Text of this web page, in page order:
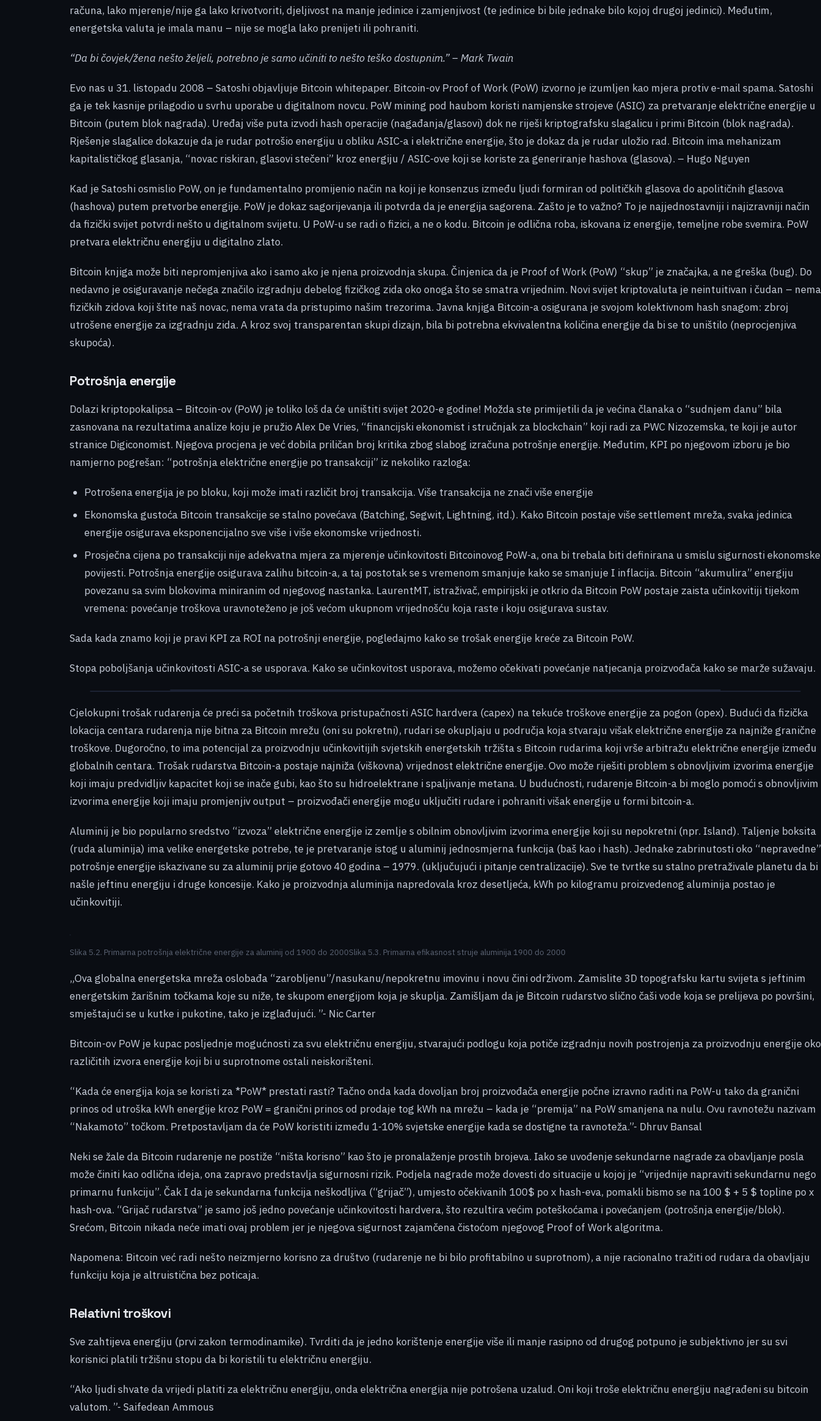
računa, lako mjerenje/nije ga lako krivotvoriti, djeljivost na manje jedinice i zamjenjivost (te jedinice bi bile jednake bilo kojoj drugoj jedinici). Međutim,
energetska valuta je imala manu – nije se mogla lako prenijeti ili pohraniti.
“Da bi čovjek/žena nešto željeli, potrebno je samo učiniti to nešto teško dostupnim.” – Mark Twain
Evo nas u 31. listopadu 2008 – Satoshi objavljuje Bitcoin whitepaper. Bitcoin-ov Proof of Work (PoW) izvorno je izumljen kao mjera protiv e-mail spama. Satoshi
ga je tek kasnije prilagodio u svrhu uporabe u digitalnom novcu. PoW mining pod haubom koristi namjenske strojeve (ASIC) za pretvaranje električne energije u
Bitcoin (putem blok nagrada). Uređaj više puta izvodi hash operacije (nagađanja/glasovi) dok ne riješi kriptografsku slagalicu i primi Bitcoin (blok nagrada).
Rješenje slagalice dokazuje da je rudar potrošio energiju u obliku ASIC-a i električne energije, što je dokaz da je rudar uložio rad. Bitcoin ima mehanizam
kapitalističkog glasanja, “novac riskiran, glasovi stečeni” kroz energiju / ASIC-ove koji se koriste za generiranje hashova (glasova). – Hugo Nguyen
Kad je Satoshi osmislio PoW, on je fundamentalno promijenio način na koji je konsenzus između ljudi formiran od političkih glasova do apolitičnih glasova
(hashova) putem pretvorbe energije. PoW je dokaz sagorijevanja ili potvrda da je energija sagorena. Zašto je to važno? To je najjednostavniji i najizravniji način
da fizički svijet potvrdi nešto u digitalnom svijetu. U PoW-u se radi o fizici, a ne o kodu. Bitcoin je odlična roba, iskovana iz energije, temeljne robe svemira. PoW
pretvara električnu energiju u digitalno zlato.
Bitcoin knjiga može biti nepromjenjiva ako i samo ako je njena proizvodnja skupa. Činjenica da je Proof of Work (PoW) “skup” je značajka, a ne greška (bug). Do
nedavno je osiguravanje nečega značilo izgradnju debelog fizičkog zida oko onoga što se smatra vrijednim. Novi svijet kriptovaluta je neintuitivan i čudan – nema
fizičkih zidova koji štite naš novac, nema vrata da pristupimo našim trezorima. Javna knjiga Bitcoin-a osigurana je svojom kolektivnom hash snagom: zbroj
utrošene energije za izgradnju zida. A kroz svoj transparentan skupi dizajn, bila bi potrebna ekvivalentna količina energije da bi se to uništilo (neprocjenjiva
skupoća).
Potrošnja energije
Dolazi kriptopokalipsa – Bitcoin-ov (PoW) je toliko loš da će uništiti svijet 2020-e godine! Možda ste primijetili da je većina članaka o “sudnjem danu” bila
zasnovana na rezultatima analize koju je pružio Alex De Vries, “financijski ekonomist i stručnjak za blockchain” koji radi za PWC Nizozemska, te koji je autor
stranice Digiconomist. Njegova procjena je već dobila priličan broj kritika zbog slabog izračuna potrošnje energije. Međutim, KPI po njegovom izboru je bio
namjerno pogrešan: “potrošnja električne energije po transakciji” iz nekoliko razloga:
Potrošena energija je po bloku, koji može imati različit broj transakcija. Više transakcija ne znači više energije
Ekonomska gustoća Bitcoin transakcije se stalno povećava (Batching, Segwit, Lightning, itd.). Kako Bitcoin postaje više settlement mreža, svaka jedinica
energije osigurava eksponencijalno sve više i više ekonomske vrijednosti.
Prosječna cijena po transakciji nije adekvatna mjera za mjerenje učinkovitosti Bitcoinovog PoW-a, ona bi trebala biti definirana u smislu sigurnosti ekonomske
povijesti. Potrošnja energije osigurava zalihu bitcoin-a, a taj postotak se s vremenom smanjuje kako se smanjuje I inflacija. Bitcoin “akumulira” energiju
povezanu sa svim blokovima miniranim od njegovog nastanka. LaurentMT, istraživač, empirijski je otkrio da Bitcoin PoW postaje zaista učinkovitiji tijekom
vremena: povećanje troškova uravnoteženo je još većom ukupnom vrijednošću koja raste i koju osigurava sustav.
Sada kada znamo koji je pravi KPI za ROI na potrošnji energije, pogledajmo kako se trošak energije kreće za Bitcoin PoW.
Stopa poboljšanja učinkovitosti ASIC-a se usporava. Kako se učinkovitost usporava, možemo očekivati povećanje natjecanja proizvođača kako se marže sužavaju.
Cjelokupni trošak rudarenja će preći sa početnih troškova pristupačnosti ASIC hardvera (capex) na tekuće troškove energije za pogon (opex). Budući da fizička
lokacija centara rudarenja nije bitna za Bitcoin mrežu (oni su pokretni), rudari se okupljaju u područja koja stvaraju višak električne energije za najniže granične
troškove. Dugoročno, to ima potencijal za proizvodnju učinkovitijih svjetskih energetskih tržišta s Bitcoin rudarima koji vrše arbitražu električne energije između
globalnih centara. Trošak rudarstva Bitcoin-a postaje najniža (viškovna) vrijednost električne energije. Ovo može riješiti problem s obnovljivim izvorima energije
koji imaju predvidljiv kapacitet koji se inače gubi, kao što su hidroelektrane i spaljivanje metana. U budućnosti, rudarenje Bitcoin-a bi moglo pomoći s obnovljivim
izvorima energije koji imaju promjenjiv output – proizvođači energije mogu uključiti rudare i pohraniti višak energije u formi bitcoin-a.
Aluminij je bio popularno sredstvo “izvoza” električne energije iz zemlje s obilnim obnovljivim izvorima energije koji su nepokretni (npr. Island). Taljenje boksita
(ruda aluminija) ima velike energetske potrebe, te je pretvaranje istog u aluminij jednosmjerna funkcija (baš kao i hash). Jednake zabrinutosti oko “nepravedne”
potrošnje energije iskazivane su za aluminij prije gotovo 40 godina – 1979. (uključujući i pitanje centralizacije). Sve te tvrtke su stalno pretraživale planetu da bi
našle jeftinu energiju i druge koncesije. Kako je proizvodnja aluminija napredovala kroz desetljeća, kWh po kilogramu proizvedenog aluminija postao je
učinkovitiji.
Slika 5.2. Primarna potrošnja električne energije za aluminij od 1900 do 2000Slika 5.3. Primarna efikasnost struje aluminija 1900 do 2000
„Ova globalna energetska mreža oslobađa “zarobljenu”/nasukanu/nepokretnu imovinu i novu čini održivom. Zamislite 3D topografsku kartu svijeta s jeftinim
energetskim žarišnim točkama koje su niže, te skupom energijom koja je skuplja. Zamišljam da je Bitcoin rudarstvo slično čaši vode koja se prelijeva po površini,
smještajući se u kutke i pukotine, tako je izglađujući. ”- Nic Carter
Bitcoin-ov PoW je kupac posljednje mogućnosti za svu električnu energiju, stvarajući podlogu koja potiče izgradnju novih postrojenja za proizvodnju energije oko
različitih izvora energije koji bi u suprotnome ostali neiskorišteni.
“Kada će energija koja se koristi za *PoW* prestati rasti? Tačno onda kada dovoljan broj proizvođača energije počne izravno raditi na PoW-u tako da granični
prinos od utroška kWh energije kroz PoW = granični prinos od prodaje tog kWh na mrežu – kada je “premija” na PoW smanjena na nulu. Ovu ravnotežu nazivam
“Nakamoto” točkom. Pretpostavljam da će PoW koristiti između 1-10% svjetske energije kada se dostigne ta ravnoteža.”- Dhruv Bansal
Neki se žale da Bitcoin rudarenje ne postiže “ništa korisno” kao što je pronalaženje prostih brojeva. Iako se uvođenje sekundarne nagrade za obavljanje posla
može činiti kao odlična ideja, ona zapravo predstavlja sigurnosni rizik. Podjela nagrade može dovesti do situacije u kojoj je “vrijednije napraviti sekundarnu nego
primarnu funkciju”. Čak I da je sekundarna funkcija neškodljiva (“grijač”), umjesto očekivanih 100$ po x hash-eva, pomakli bismo se na 100 $ + 5 $ topline po x
hash-ova. “Grijač rudarstva” je samo još jedno povećanje učinkovitosti hardvera, što rezultira većim poteškoćama i povećanjem (potrošnja energije/blok).
Srećom, Bitcoin nikada neće imati ovaj problem jer je njegova sigurnost zajamčena čistoćom njegovog Proof of Work algoritma.
Napomena: Bitcoin već radi nešto neizmjerno korisno za društvo (rudarenje ne bi bilo profitabilno u suprotnom), a nije racionalno tražiti od rudara da obavljaju
funkciju koja je altruistična bez poticaja.
Relativni troškovi
Sve zahtijeva energiju (prvi zakon termodinamike). Tvrditi da je jedno korištenje energije više ili manje rasipno od drugog potpuno je subjektivno jer su svi
korisnici platili tržišnu stopu da bi koristili tu električnu energiju.
“Ako ljudi shvate da vrijedi platiti za električnu energiju, onda električna energija nije potrošena uzalud. Oni koji troše električnu energiju nagrađeni su bitcoin
valutom. ”- Saifedean Ammous